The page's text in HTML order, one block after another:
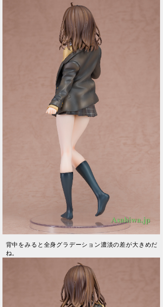
背中をみると全身グラデーション濃淡の差が大きめだ
ね。